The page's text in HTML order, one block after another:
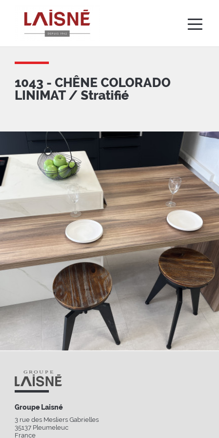
principal
1043 - CHÊNE COLORADO
LINIMAT / Stratifié
Groupe Laisné
3 rue des Mesliers Gabrielles
35137 Pleumeleuc
France